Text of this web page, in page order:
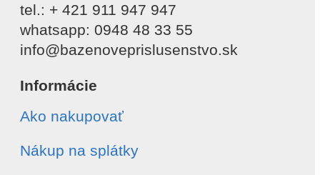
tel.: + 421 911 947 947
whatsapp: 0948 48 33 55
info@bazenoveprislusenstvo.sk
Informácie
Ako nakupovať
Nákup na splátky